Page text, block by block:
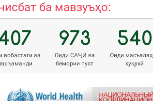
ба мавзуъҳо:
вобастаги аз
973
Оиди САҶИ ва
бемории пуст
540
Оиди
ҳуқукӣ